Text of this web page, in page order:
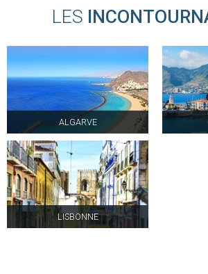
LES
ALGARVE
LISBONNE